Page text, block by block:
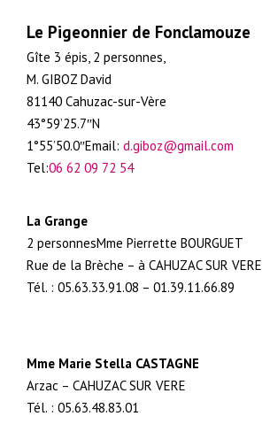
Le Pigeonnier de Fonclamouze
Gîte 3 épis, 2 personnes,
M. GIBOZ David
81140 Cahuzac-sur-Vère
43°59’25.7″N
1°55’50.0″Email: d.giboz@gmail.com
Tel:06 62 09 72 54
La Grange
2 personnesMme Pierrette BOURGUET
Rue de la Brèche – à CAHUZAC SUR VERE
Tél. : 05.63.33.91.08 – 01.39.11.66.89
Mme Marie Stella CASTAGNE
Arzac – CAHUZAC SUR VERE
Tél. : 05.63.48.83.01